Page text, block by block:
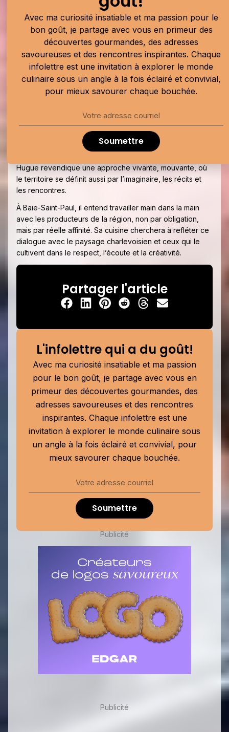
distillateurs reconnus de la région. « On est des petits
cousins de la fesse gauche », rigole Hugue.
Ce nouveau chapitre s’écrira dans un esprit de cuisine
simple, franche et résolument locale, mais toujours
inventive, portée par une vision qui n’appartient qu’à lui. Il
veut sa cuisine libre, décomplexée et profondément
personnelle.
« J’ai un souvenir d’enfance où je pensais que les ananas
faisait partie de notre terroir », lance-t-il en riant,
évoquant avec tendresse ce fruit qu’il qualifie aujourd’hui
de composante de son « terroir intellectuel ».
Hugue revendique une approche vivante, mouvante, où
le territoire se définit aussi par l’imaginaire, les récits et
les rencontres.
À Baie-Saint-Paul, il entend travailler main dans la main
avec les producteurs de la région, non par obligation,
mais par réelle affinité. Sa cuisine cherchera à refléter ce
dialogue avec le paysage charlevoisien et ceux qui le
cultivent dans le respect, l’écoute et la créativité.
Partager l'article
L'infolettre qui a du goût!
Avec ma curiosité insatiable et ma passion
pour le bon goût, je partage avec vous en
primeur des découvertes gourmandes, des
adresses savoureuses et des rencontres
inspirantes. Chaque infolettre est une
invitation à explorer le monde culinaire sous
un angle à la fois éclairé et convivial, pour
mieux savourer chaque bouchée.
Soumettre
Publicité
Publicité
Avec ma curiosité insatiable et ma passion pour le
bon goût, je partage avec vous en primeur des
découvertes gourmandes, des adresses
savoureuses et des rencontres inspirantes. Chaque
infolettre est une invitation à explorer le monde
culinaire sous un angle à la fois éclairé et convivial,
pour mieux savourer chaque bouchée.
Soumettre